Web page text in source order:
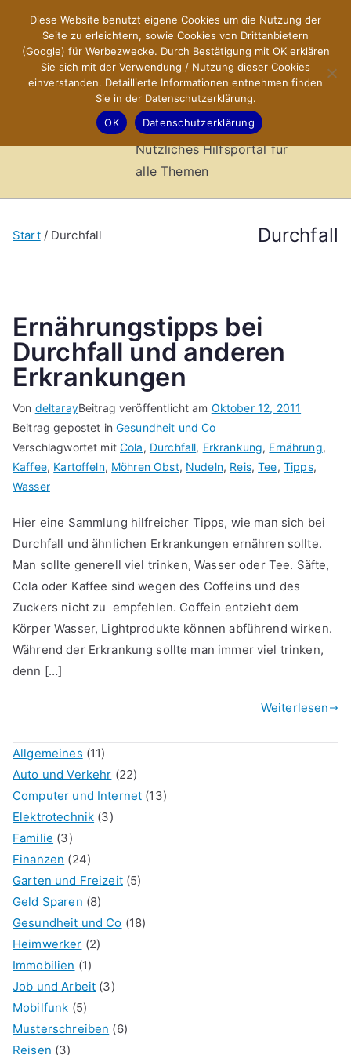
springen
X-Sites.de
–
Hilfsportal
Nützliches Hilfsportal für
alle Themen
Durchfall
Start Durchfall
Ernährungstipps bei
Durchfall und anderen
Erkrankungen
Von deltarayBeitrag veröffentlicht am Oktober 12, 2011
Beitrag gepostet inGesundheit und Co
Verschlagwortet mitCola, Durchfall, Erkrankung, Ernährung,
Kaffee, Kartoffeln, Möhren Obst, Nudeln, Reis,Tee, Tipps,
Wasser
Hier eine Sammlung hilfreicher Tipps, wie man sich bei
Durchfall und ähnlichen Erkrankungen ernähren sollte.
Man sollte generell viel trinken, Wasser oder Tee. Säfte,
Cola oder Kaffee sind wegen des Coffeins und des
Zuckers nicht zu empfehlen. Coffein entzieht dem
Körper Wasser, Lightprodukte können abführend wirken.
Während der Erkrankung sollte man immer viel trinken,
denn […]
Weiterlesen
Allgemeines (11)
Auto und Verkehr (22)
Computer und Internet (13)
Elektrotechnik (3)
Familie (3)
Finanzen (24)
Garten und Freizeit(5)
Geld Sparen (8)
Gesundheit und Co (18)
Heimwerker (2)
Immobilien (1)
Job und Arbeit (3)
Mobilfunk (5)
Musterschreiben (6)
Reisen (3)
Diese Website benutzt eigene Cookies um die Nutzung der
Seite zu erleichtern, sowie Cookies von Drittanbietern
(Google) für Werbezwecke. Durch Bestätigung mit OK erklären
Sie sich mit der Verwendung / Nutzung dieser Cookies
einverstanden. Detaillierte Informationen entnehmen finden
Sie in der Datenschutzerklärung.
OK
Datenschutzerklärung